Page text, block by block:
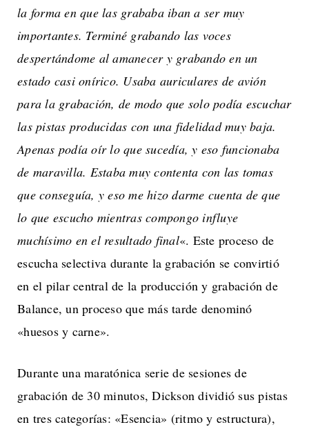
la forma en que las grababa iban a ser muy
importantes. Terminé grabando las voces
despertándome al amanecer y grabando en un
estado casi onírico. Usaba auriculares de avión
para la grabación, de modo que solo podía escuchar
las pistas producidas con una fidelidad muy baja.
Apenas podía oír lo que sucedía, y eso funcionaba
de maravilla. Estaba muy contenta con las tomas
que conseguía, y eso me hizo darme cuenta de que
lo que escucho mientras compongo influye
muchísimo en el resultado final«. Este proceso de
escucha selectiva durante la grabación se convirtió
en el pilar central de la producción y grabación de
Balance, un proceso que más tarde denominó
«huesos y carne».
Durante una maratónica serie de sesiones de
grabación de 30 minutos, Dickson dividió sus pistas
en tres categorías: «Esencia» (ritmo y estructura),